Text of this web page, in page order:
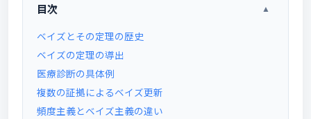
目次 ▲
ベイズとその定理の歴史
ベイズの定理の導出
医療診断の具体例
複数の証拠によるベイズ更新
頻度主義とベイズ主義の違い